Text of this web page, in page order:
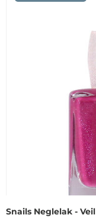
Snails Neglelak - Veil